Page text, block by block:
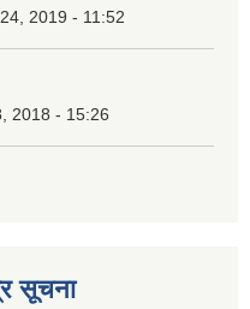
2019 - 11:52
2018 - 15:26
सूचना